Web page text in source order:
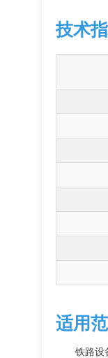
技术
适用
铁路设